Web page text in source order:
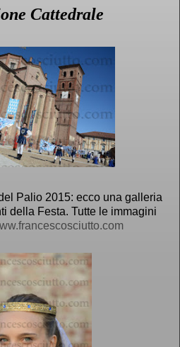
Cattedrale
Palio 2015: ecco una galleria
della Festa. Tutte le immagini